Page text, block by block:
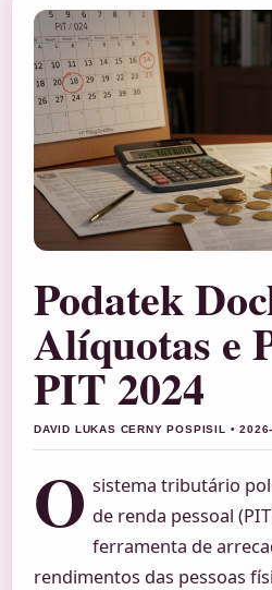
Podatek
Alíquotas e
PIT 2024
DAVID LUKAS CERNY POSPISIL •
O sistema tributário
de renda pessoal
ferramenta de
rendimentos das pessoas